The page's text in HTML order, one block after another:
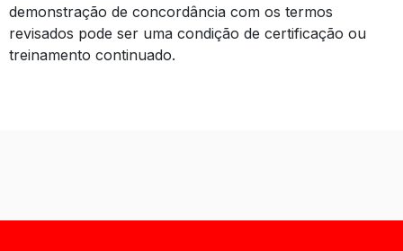
demonstração de concordância com os termos
revisados pode ser uma condição de certificação ou
treinamento continuado.